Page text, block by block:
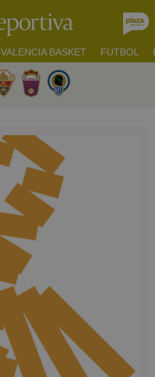
VALENCIA BASKET FUTBOL